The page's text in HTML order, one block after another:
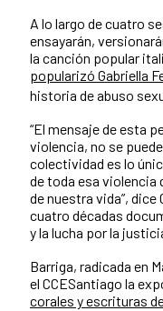
A lo largo de cuatro
ensayarán,
la canción popular
popularizó Gabriella
historia de abuso
“El mensaje de esta
violencia, no se
colectividad es lo
de toda esa violencia
de nuestra vida”, dice
cuatro décadas
y la lucha por la
Barriga, radicada en
el CCESantiago la
corales y escrituras